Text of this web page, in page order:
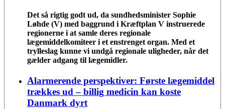
Det så rigtig godt ud, da sundhedsminister Sophie
Løhde (V) med baggrund i Kræftplan V instruerede
regionerne i at samle deres regionale
lægemiddelkomiteer i et enstrenget organ. Med et
trylleslag kunne vi undgå regionale uligheder, når det
gælder adgang til lægemidler.
Alarmerende perspektiver: Første lægemiddel
trækkes ud – billig medicin kan koste
Danmark dyrt